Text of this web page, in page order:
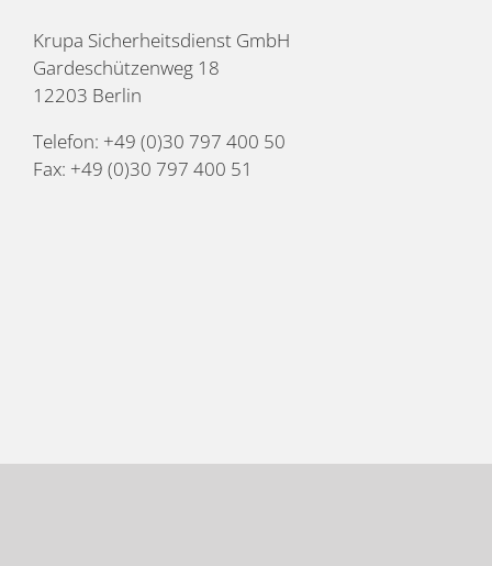
Krupa Sicherheitsdienst GmbH
Gardeschützenweg 18
12203 Berlin
Telefon: +49 (0)30 797 400 50
Fax: +49 (0)30 797 400 51